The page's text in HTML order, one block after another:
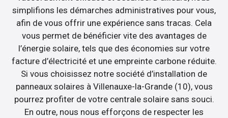
simplifions les démarches administratives pour vous,
afin de vous offrir une expérience sans tracas. Cela
vous permet de bénéficier vite des avantages de
l’énergie solaire, tels que des économies sur votre
facture d’électricité et une empreinte carbone réduite.
Si vous choisissez notre société d’installation de
panneaux solaires à Villenauxe-la-Grande (10), vous
pourrez profiter de votre centrale solaire sans souci.
En outre, nous nous efforçons de respecter les